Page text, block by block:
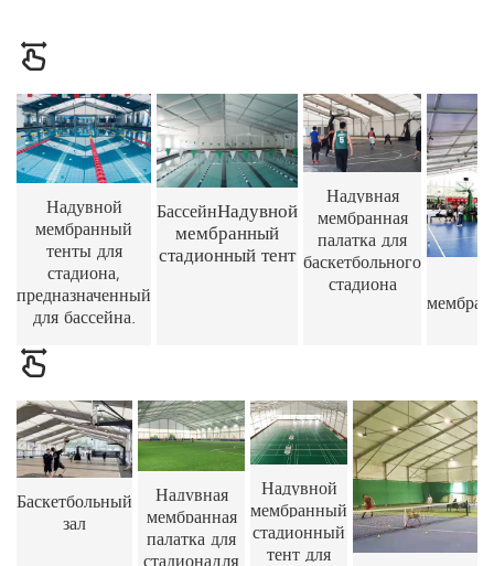
Надувной
мембранный
тенты для
стадиона,
предназначенный
для бассейна.
БассейнНадувной
мембранный
стадионный тент
Надувная
мембранная
палатка для
баскетбольного
стадиона
Баскетбольный
зал
Надувная
мембранная
палатка для
стадионадля
Надувной
мембранный
стадионный
тент для